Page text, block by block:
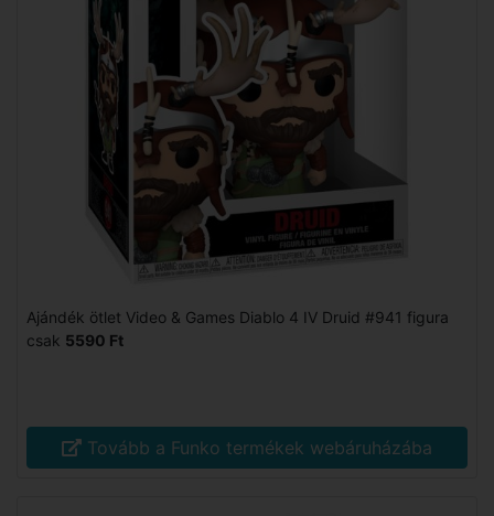
Ajándék ötlet Video & Games Diablo 4 IV Druid #941 figura
csak 5590 Ft
Tovább a Funko termékek webáruházába